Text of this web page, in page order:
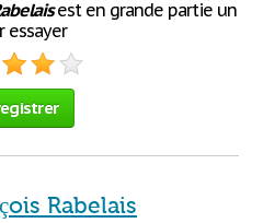
est en grande partie un
essayer
Rabelais